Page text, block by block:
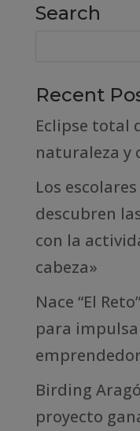
Search
Recent
Eclipse total
naturaleza y
Los
descubren
con la
cabeza»
Nace “El
para
Birding
proyecto